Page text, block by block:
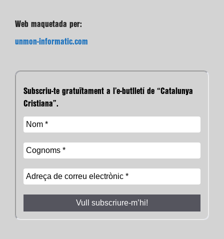
Web maquetada per:
unmon-informatic.com
Subscriu-te gratuïtament a l’e-butlletí de “Catalunya
Cristiana”.